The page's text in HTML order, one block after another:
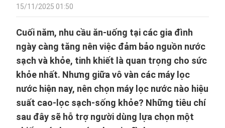
15/11/2025 01:50
Cuối năm, nhu cầu ăn-uống tại các gia đình
ngày càng tăng nên việc đảm bảo nguồn nước
sạch và khỏe, tinh khiết là quan trọng cho sức
khỏe nhất. Nhưng giữa vô vàn các máy lọc
nước hiện nay, nên chọn máy lọc nước nào hiệu
suất cao-lọc sạch-sống khỏe? Những tiêu chí
sau đây sẽ hỗ trợ người dùng lựa chọn một